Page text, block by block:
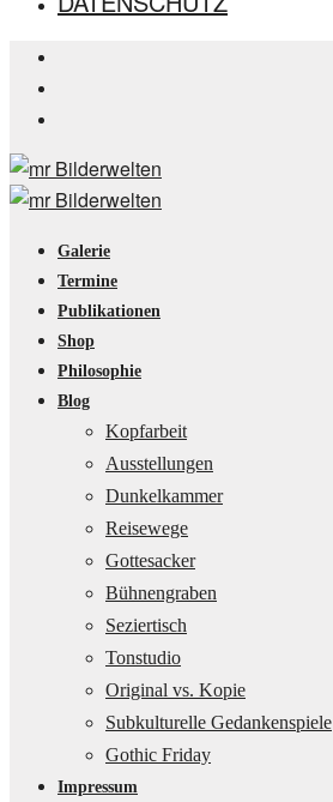
Galerie
Termine
Publikationen
Shop
Philosophie
Blog
Kopfarbeit
Ausstellungen
Dunkelkammer
Reisewege
Gottesacker
Bühnengraben
Seziertisch
Tonstudio
Original vs. Kopie
Subkulturelle Gedankenspiele
Gothic Friday
Impressum